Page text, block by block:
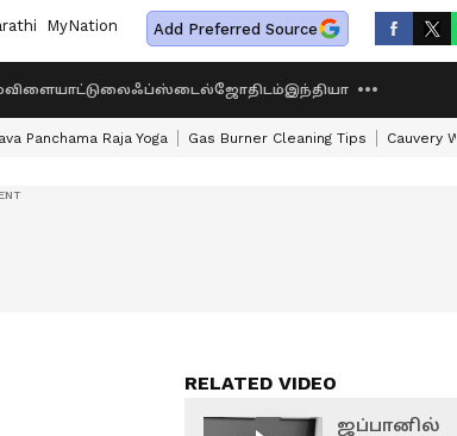
MyNation Add Preferred Source
விளையாட்டுலைஃப்ஸ்டைல்ஜோதிடம்இந்தியா
Panchama Raja Yoga Gas Burner Cleaning Tips Cauvery
RELATED VIDEO
ஜப்பானில்